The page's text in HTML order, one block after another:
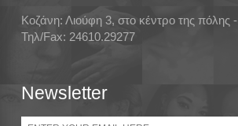
Κοζάνη: Λιούφη 3, στο κέντρο της πόλης -
Τηλ/Fax: 24610.29277
Newsletter